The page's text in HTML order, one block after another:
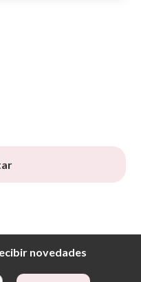
novedades